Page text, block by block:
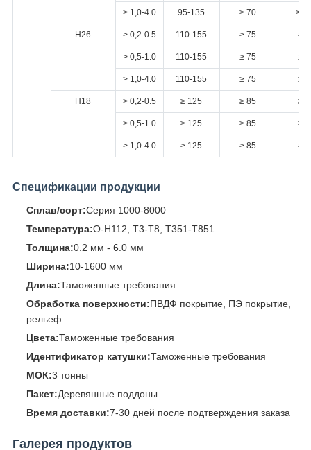
> 1,0-4.0 95-135 ≥ 70 ≥
H26 > 0,2-0.5 110-155 ≥ 75 ≥ 2
> 0,5-1.0 110-155 ≥ 75 ≥ 4
> 1,0-4.0 110-155 ≥ 75 ≥ 6
H18 > 0,2-0.5 ≥ 125 ≥ 85 ≥ 2
> 0,5-1.0 ≥ 125 ≥ 85 ≥ 3
> 1,0-4.0 ≥ 125 ≥ 85 ≥ 4
Спецификации продукции
Сплав/сорт:Серия 1000-8000
Температура:О-H112, T3-T8, T351-T851
Толщина:0.2 мм - 6.0 мм
Ширина:10-1600 мм
Длина:Таможенные требования
Обработка поверхности:ПВДФ покрытие, ПЭ покрытие,
рельеф
Цвета:Таможенные требования
Идентификатор катушки:Таможенные требования
МОК:3 тонны
Пакет:Деревянные поддоны
Время доставки:7-30 дней после подтверждения заказа
Галерея продуктов